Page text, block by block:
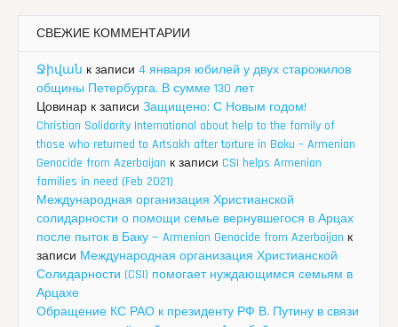
СВЕЖИЕ КОММЕНТАРИИ
Ջիվան к записи 4 января юбилей у двух старожилов
общины Петербурга. В сумме 130 лет
Цовинар к записи Защищено: С Новым годом!
Christian Solidarity International about help to the family of
those who returned to Artsakh after torture in Baku – Armenian
Genocide from Azerbaijan к записи CSI helps Armenian
families in need (Feb 2021)
Международная организация Христианской
солидарности о помощи семье вернувшегося в Арцах
после пыток в Баку — Armenian Genocide from Azerbaijan к
записи Международная организация Христианской
Солидарности (CSI) помогает нуждающимся семьям в
Арцахе
Обращение КС РАО к президенту РФ В. Путину в связи